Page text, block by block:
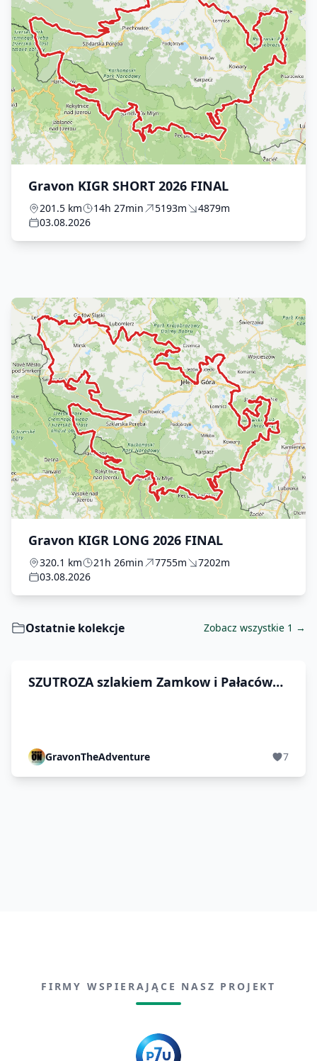
Gravon KIGR SHORT 2026 FINAL
201.5 km 14h 27min 5193m
4879m
03.08.2026
Gravon KIGR LONG 2026 FINAL
320.1 km 21h 26min 7755m
7202m
03.08.2026
Ostatnie kolekcje Zobacz wszystkie 1 →
SZUTROZA szlakiem Zamkow i Pałaców
GravonTheAdventure 7
FIRMY WSPIERAJĄCE NASZ PROJEKT